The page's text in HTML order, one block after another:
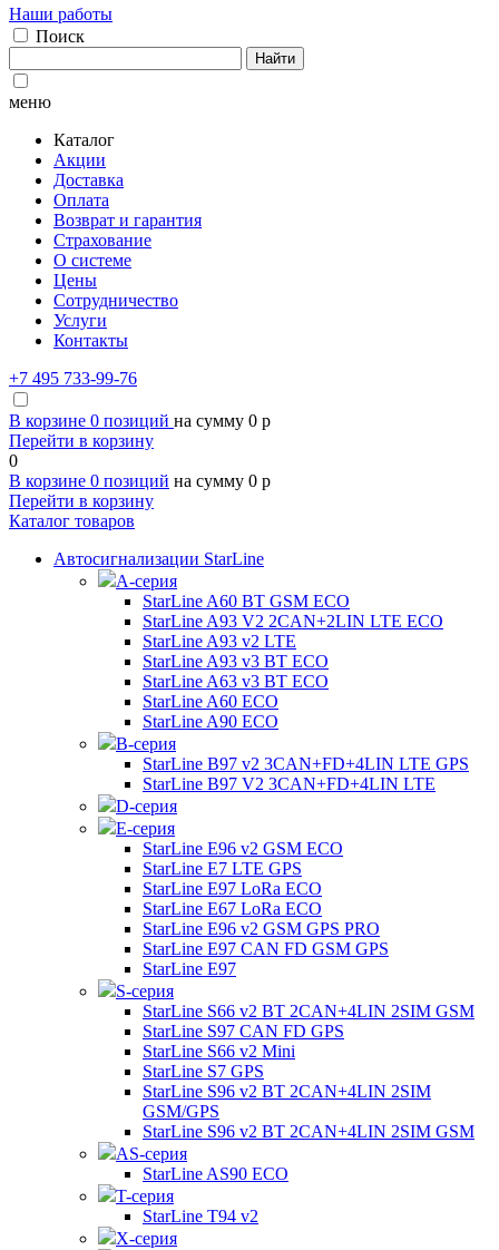
Наши работы
Поиск
Найти
меню
Каталог
Акции
Доставка
Оплата
Возврат и гарантия
Страхование
О системе
Цены
Сотрудничество
Услуги
Контакты
+7 495 733-99-76
В корзине 0 позиций на сумму 0 p
Перейти в корзину
0
В корзине 0 позиций на сумму 0 p
Перейти в корзину
Каталог товаров
Автосигнализации StarLine
А-серия
StarLine A60 BT GSM ECO
StarLine A93 V2 2CAN+2LIN LTE ECO
StarLine A93 v2 LTE
StarLine A93 v3 BT ECO
StarLine A63 v3 BT ECO
StarLine A60 ECO
StarLine A90 ECO
B-серия
StarLine B97 v2 3CAN+FD+4LIN LTE GPS
StarLine B97 V2 3CAN+FD+4LIN LTE
D-серия
E-серия
StarLine E96 v2 GSM ECO
StarLine E7 LTE GPS
StarLine E97 LoRa ECO
StarLine E67 LoRa ECO
StarLine E96 v2 GSM GPS PRO
StarLine E97 CAN FD GSM GPS
StarLine E97
S-серия
StarLine S66 v2 BT 2CAN+4LIN 2SIM GSM
StarLine S97 CAN FD GPS
StarLine S66 v2 Mini
StarLine S7 GPS
StarLine S96 v2 BT 2CAN+4LIN 2SIM
GSM/GPS
StarLine S96 v2 BT 2CAN+4LIN 2SIM GSM
AS-серия
StarLine AS90 ECO
T-серия
StarLine T94 v2
X-серия